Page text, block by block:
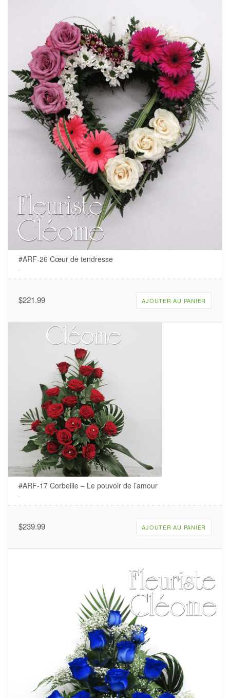
#ARF-26 Cœur de tendresse
$221.99 AJOUTER AU PANIER
#ARF-17 Corbeille – Le pouvoir de l’amour
$239.99 AJOUTER AU PANIER